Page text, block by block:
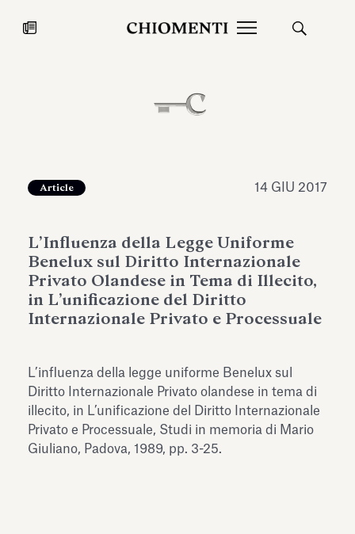
27 LUG 2026
Fondazione Torlonia inaugura la
dell’Antiquarium di Villa Albani
Torlonia
Leggi tutto
Chiomenti
Article 14 GIU 2017
L’Influenza della Legge Uniforme
Benelux sul Diritto Internazionale
Privato Olandese in Tema di Illecito,
in L’unificazione del Diritto
Internazionale Privato e Processuale
L’influenza della legge uniforme Benelux sul
Diritto Internazionale Privato olandese in tema di
illecito, in L’unificazione del Diritto Internazionale
Privato e Processuale, Studi in memoria di Mario
Giuliano, Padova, 1989, pp. 3-25.